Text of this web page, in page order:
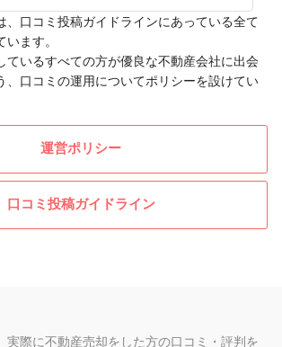
、口コミ投稿ガイドラインにあっている全て
ます。
ているすべての方が優良な不動産会社に出会
、口コミの運用についてポリシーを設けてい
運営ポリシー
口コミ投稿ガイドライン
実際に不動産売却をした方の口コミ・評判を